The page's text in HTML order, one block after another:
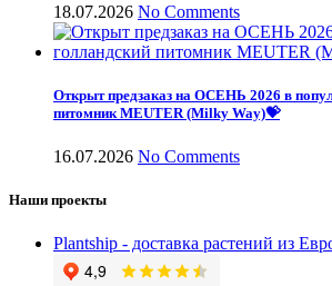
18.07.2026 No Comments
Открыт предзаказ на ОСЕНЬ 2026 в
питомник MEUTER (Milky Way)💝
16.07.2026 No Comments
Наши проекты
Plantship - доставка растений из